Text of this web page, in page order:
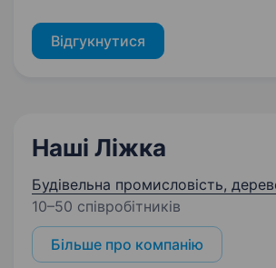
Відгукнутися
Наші Ліжка
Будівельна промисловість,
10–50 співробітників
Більше про компанію